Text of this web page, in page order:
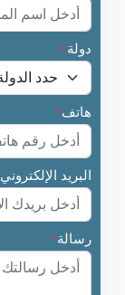
دولة*
هاتف*
البريد الإلكتروني
رسالة*